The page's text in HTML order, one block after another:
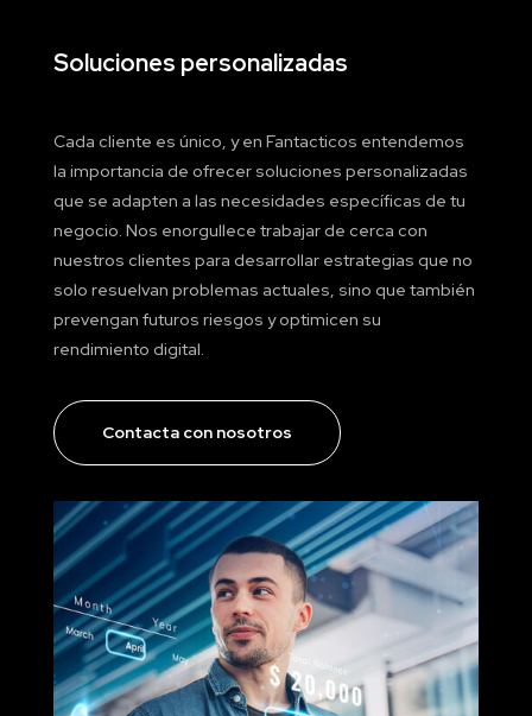
Soluciones personalizadas
Cada cliente es único, y en Fantacticos entendemos
la importancia de ofrecer soluciones personalizadas
que se adapten a las necesidades específicas de tu
negocio. Nos enorgullece trabajar de cerca con
nuestros clientes para desarrollar estrategias que no
solo resuelvan problemas actuales, sino que también
prevengan futuros riesgos y optimicen su
rendimiento digital.
Contacta con nosotros